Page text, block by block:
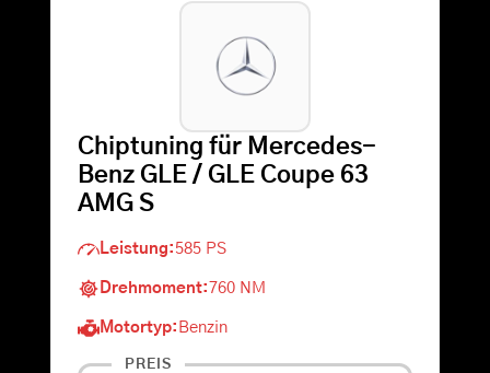
Warenkorb
Chiptuning für Mercedes-
Benz GLE / GLE Coupe 63
AMG S
Leistung: 585 PS
Drehmoment:760 NM
Motortyp: Benzin
PREIS